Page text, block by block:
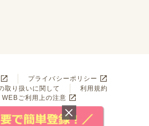
プライバシーポリシー
取り扱いに関して
利用規約
WEBご利用上の注意